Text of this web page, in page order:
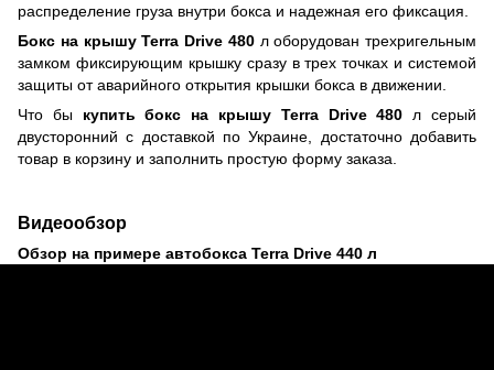
распределение груза внутри бокса и надежная его фиксация.
Бокс на крышу Terra Drive 480л оборудован трехригельным
замком фиксирующим крышку сразу в трех точках и системой
защиты от аварийного открытия крышки бокса в движении.
Что быкупить бокс на крышу Terra Drive 480 л серый
двусторонний с доставкой по Украине, достаточно добавить
товар в корзину и заполнить простую форму заказа.
Видеообзор
Обзор на примере автобокса Terra Drive 440 л